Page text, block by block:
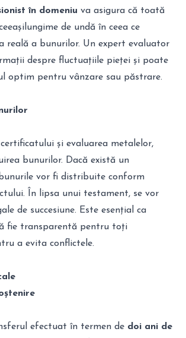
în domeniu va asigura că toată
de undă în ceea ce
reală a bunurilor. Un expert evaluator
despre fluctuațiile pieței și poate
optim pentru vânzare sau păstrare.
și evaluarea metalelor,
bunurilor. Dacă există un
vor fi distribuite conform
În lipsa unui testament, se vor
de succesiune. Este esențial ca
fie transparentă pentru toți
a evita conflictele.
efectuat în termen de doi ani de